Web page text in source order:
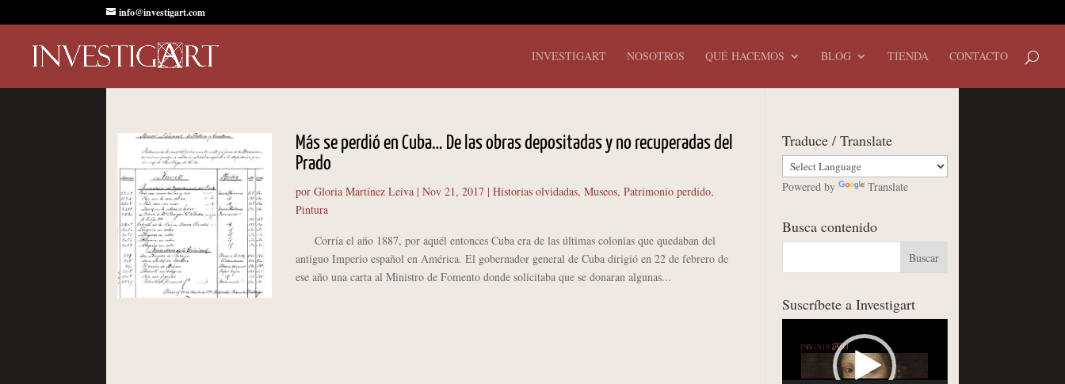
info@investigart.com
INVESTIGART NOSOTROS QUÉ HACEMOS BLOG TIENDA CONTACTO
Más se perdió en Cuba… De las obras depositadas y no recuperadas del
Prado
por Gloria Martínez Leiva| Nov 21, 2017| Historias olvidadas, Museos, Patrimonio perdido,
Pintura
Corría el año 1887, por aquél entonces Cuba era de las últimas colonias que quedaban del
antiguo Imperio español en América. El gobernador general de Cuba dirigió en 22 de febrero de
ese año una carta al Ministro de Fomento donde solicitaba que se donaran algunas...
Traduce / Translate
Powered by Translate
Busca contenido
Suscríbete a Investigart